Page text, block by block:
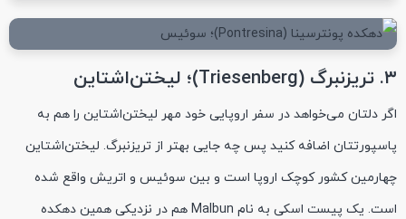
۳. تریزنبرگ (Triesenberg)؛ لیختن‌اشتاین
اگر دلتان می‌خواهد در سفر اروپایی خود مهر لیختن‌اشتاین را هم به
پاسپورتتان اضافه کنید پس چه جایی بهتر از تریزنبرگ. لیختن‌اشتاین
چهارمین کشور کوچک اروپا است و بین سوئیس و اتریش واقع شده
است. یک پیست اسکی به نام Malbun هم در نزدیکی همین دهکده